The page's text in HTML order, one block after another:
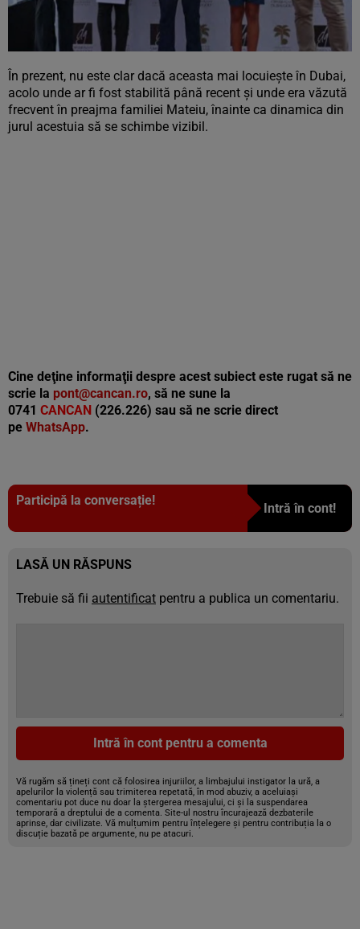
În prezent, nu este clar dacă aceasta mai locuiește în Dubai,
acolo unde ar fi fost stabilită până recent și unde era văzută
frecvent în preajma familiei Mateiu, înainte ca dinamica din
jurul acestuia să se schimbe vizibil.
Cine deţine informaţii despre acest subiect este rugat să ne
scrie la pont@cancan.ro, să ne sune la
0741 CANCAN (226.226) sau să ne scrie direct
pe WhatsApp.
Participă la conversație!
Intră în cont!
LASĂ UN RĂSPUNS
Trebuie să fii autentificat pentru a publica un comentariu.
Intră în cont pentru a comenta
Vă rugăm să țineți cont că folosirea injuriilor, a limbajului instigator la ură, a
apelurilor la violență sau trimiterea repetată, în mod abuziv, a aceluiași
comentariu pot duce nu doar la ștergerea mesajului, ci și la suspendarea
temporară a dreptului de a comenta. Site-ul nostru încurajează dezbaterile
aprinse, dar civilizate. Vă mulțumim pentru înțelegere și pentru contribuția la o
discuție bazată pe argumente, nu pe atacuri.